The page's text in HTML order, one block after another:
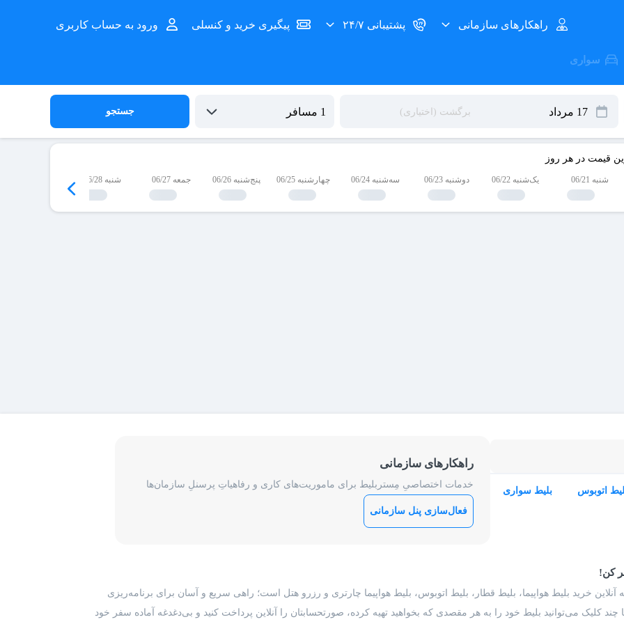
راهکارهای سازمانی پشتیبانی ۲۴/۷ پیگیری خرید و کنسلی ورود به حساب کاربری
سواری
جستجو
قیمت در هر روز
شنبه 06/21 یک‌شنبه 06/22 دوشنبه 06/23 سه‌شنبه 06/24 چهارشنبه 06/25 پنج‌شنبه 06/26 جمعه 06/27 شنبه 06/28
اتوبوس بلیط سواری
راهکارهای سازمانی
خدمات اختصاصیِ مِستربلیط برای ماموریت‌های کاری و رفاهیاتِ پرسنلِ سازمان‌ها
فعال‌سازی پنل سازمانی
کن!
آنلاین خرید بلیط هواپیما، بلیط قطار، بلیط اتوبوس، بلیط هواپیما چارتری و رزرو هتل است؛ راهی سریع و آسان برای برنامه‌ریزی
چند کلیک می‌توانید بلیط خود را به هر مقصدی که بخواهید تهیه کرده، صورتحسابتان را آنلاین پرداخت کنید و بی‌دغدغه آماده سفر خود